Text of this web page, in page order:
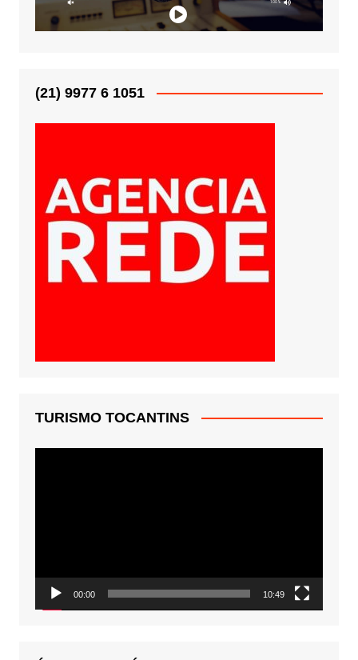
(21) 9977 6 1051
TURISMO TOCANTINS
00:00 10:49